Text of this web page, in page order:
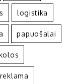
logistika
papuošalai
reklama